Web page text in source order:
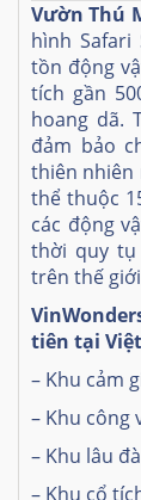
Vườn Thú
hình Safari
tồn động
tích gần
hoang dã.
đảm bảo
thiên nhiên
thể thuộc
các động
thời quy
trên thế
tiên tại
– Khu cảm
– Khu công
– Khu lâu
– Khu cổ